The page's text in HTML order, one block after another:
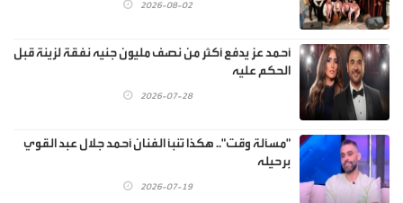
2026-08-02
أحمد عز يدفع أكثر من نصف مليون جنيه نفقة لزينة قبل
الحكم عليه
2026-07-28
"مسألة وقت".. هكذا تنبأ الفنان أحمد جلال عبد القوي
برحيله
2026-07-19